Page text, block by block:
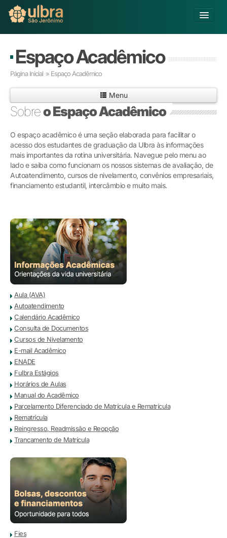
Buscar
Já sou Aluno
Matricule-se
Educação Básica
Graduação
Pós-graduação
Educação a Distância
Pesquisa
Extensão
Sobre a ULBRA
Espaço Acadêmico
Página Inicial » Espaço Acadêmico
Menu
Sobreo Espaço Acadêmico
O espaço acadêmico é uma seção elaborada para facilitar o
acesso dos estudantes de graduação da Ulbra às informações
mais importantes da rotina universitária. Navegue pelo menu ao
lado e saiba como funcionam os nossos sistemas de avaliação, de
Autoatendimento, cursos de nivelamento, convênios empresariais,
financiamento estudantil, intercâmbio e muito mais.
Aula (AVA)
Autoatendimento
Calendário Acadêmico
Consulta de Documentos
Cursos de Nivelamento
E-mail Acadêmico
ENADE
Fulbra Estágios
Horários de Aulas
Manual do Acadêmico
Parcelamento Diferenciado de Matrícula e Rematrícula
Rematrícula
Reingresso, Readmissão e Reopção
Trancamento de Matrícula
Fies